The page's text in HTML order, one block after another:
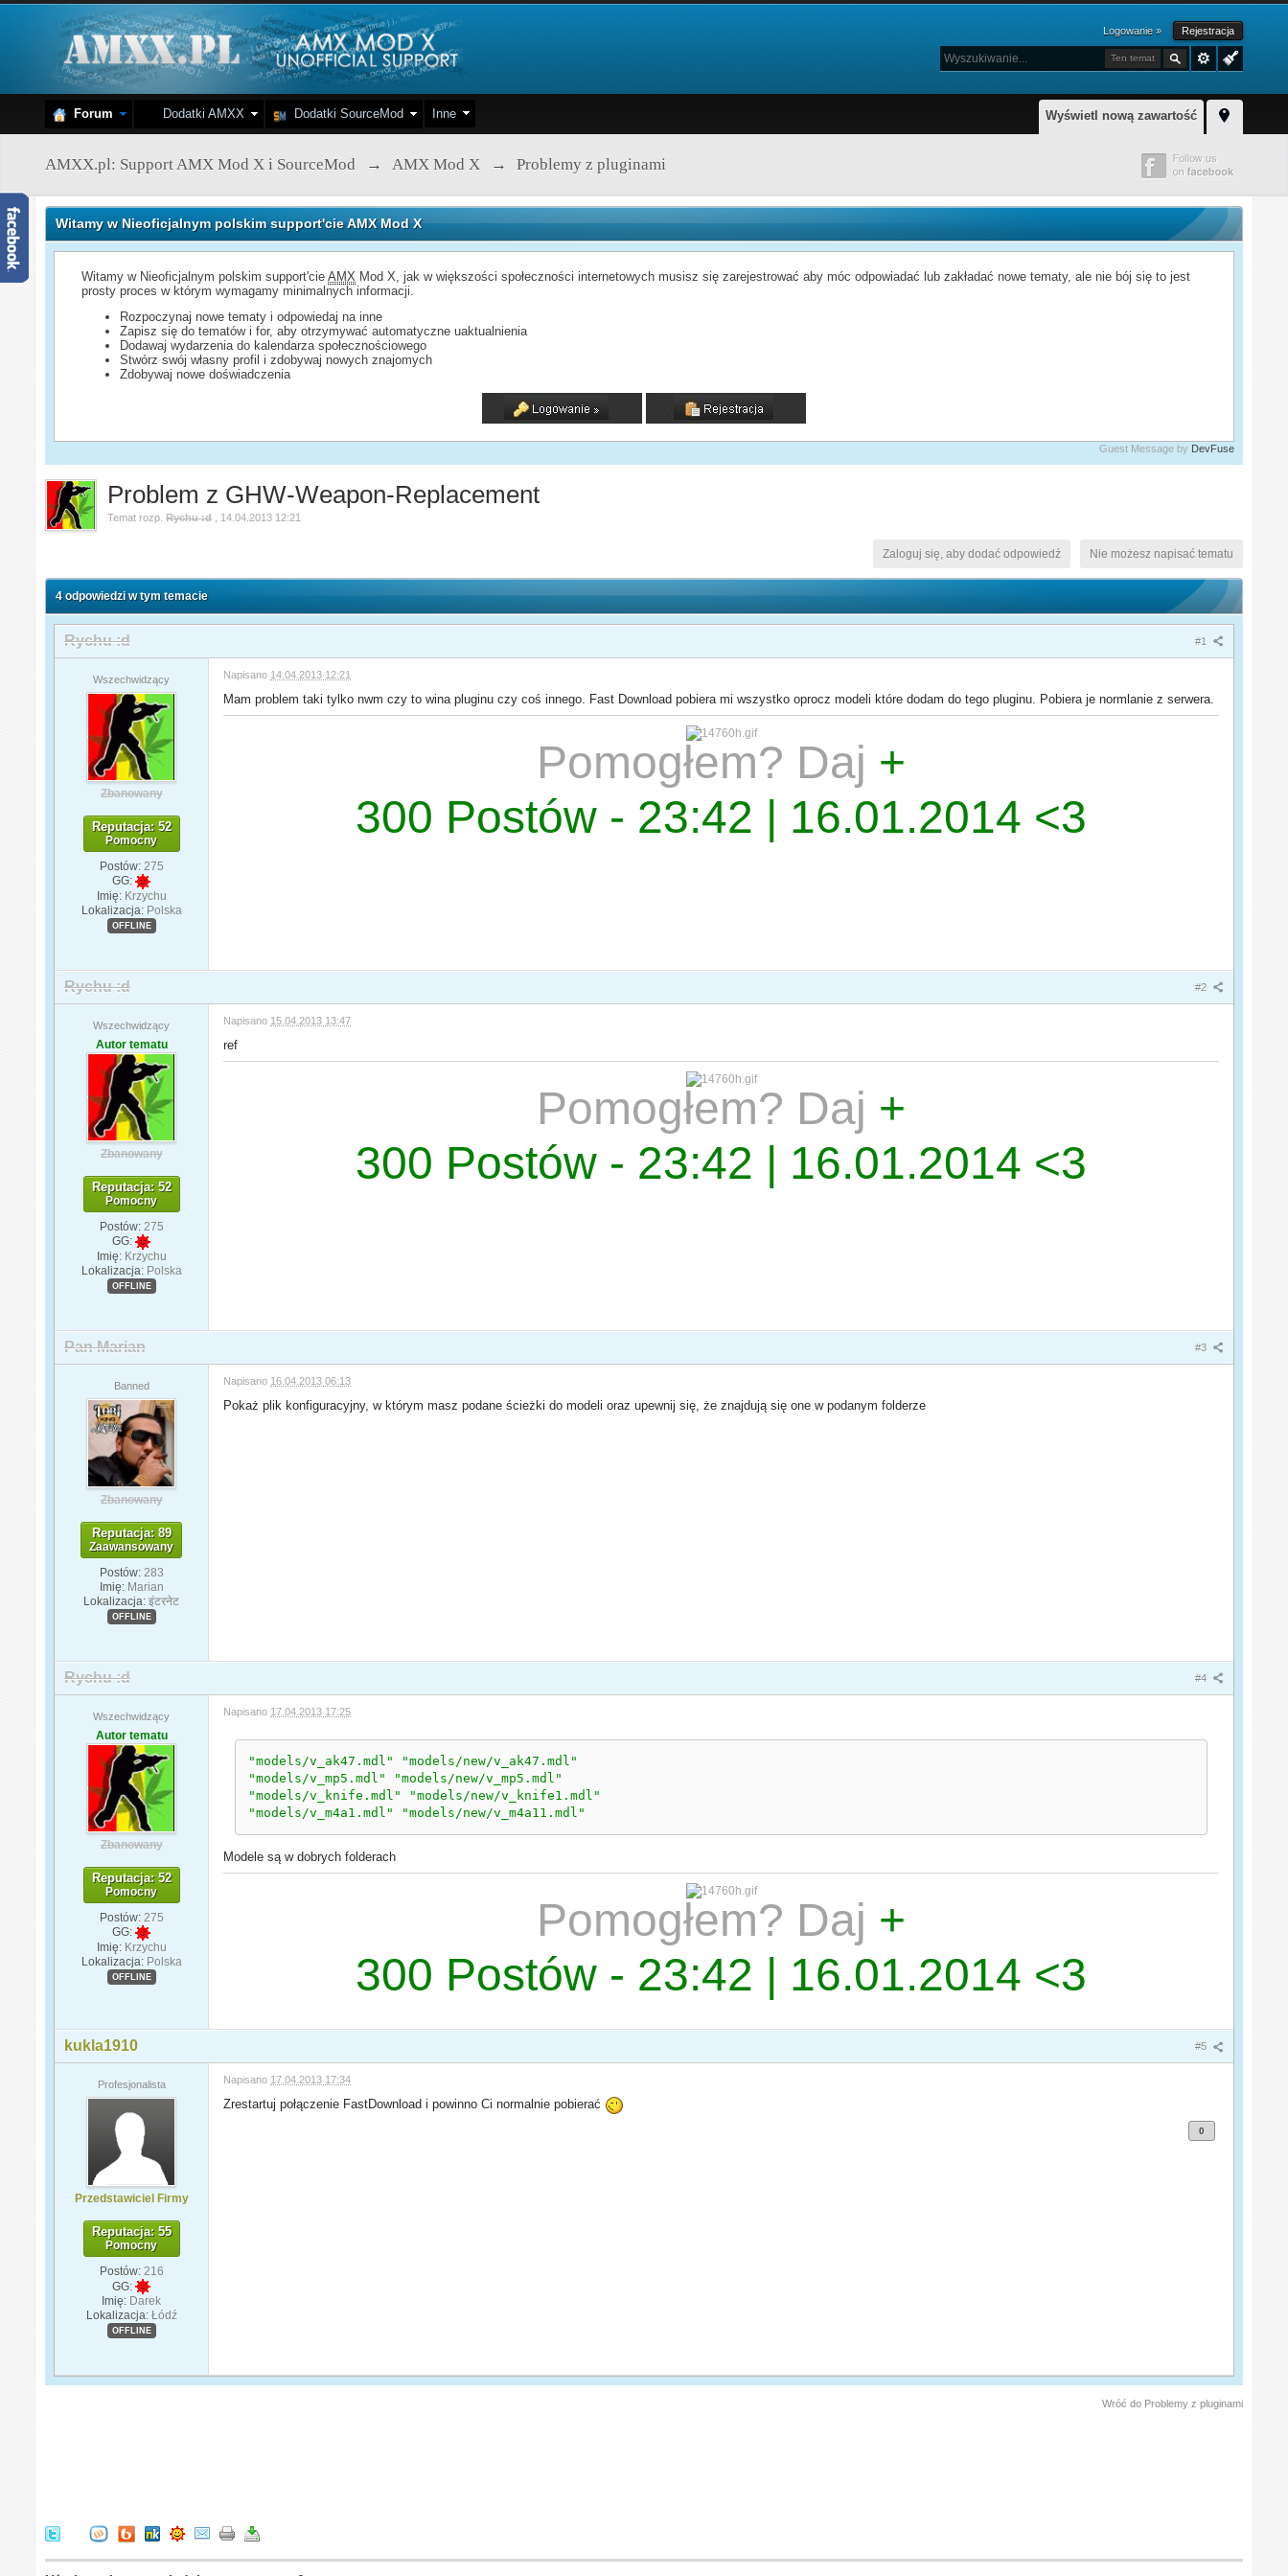
Logowanie » Rejestracja
Ten temat
Wyświetl nową zawartość
Forum Dodatki AMXX Dodatki SourceMod Inne
AMXX.pl: Support AMX Mod X i SourceMod → AMX Mod X → Problemy z pluginami
Witamy w Nieoficjalnym polskim support'cie AMX Mod X
Witamy w Nieoficjalnym polskim support'cieAMX Mod X, jak w większości społeczności internetowych musisz się zarejestrować aby móc odpowiadać lub zakładać nowe tematy, ale nie bój się to jest
prosty proces w którym wymagamy minimalnych informacji.
Rozpoczynaj nowe tematy i odpowiedaj na inne
Zapisz się do tematów i for, aby otrzymywać automatyczne uaktualnienia
Dodawaj wydarzenia do kalendarza społecznościowego
Stwórz swój własny profil i zdobywaj nowych znajomych
Zdobywaj nowe doświadczenia
Guest Message by DevFuse
Problem z GHW-Weapon-Replacement
Temat rozp.Rychu :d 14.04.2013 12:21
Nie możesz napisać tematu
Zaloguj się, aby dodać odpowiedź
4 odpowiedzi w tym temacie
#1
Rychu :d
Wszechwidzący
Zbanowany
Reputacja: 52
Pomocny
Postów: 275
GG:
Imię: Krzychu
Lokalizacja: Polska
OFFLINE
Napisano 14.04.2013 12:21
Mam problem taki tylko nwm czy to wina pluginu czy coś innego. Fast Download pobiera mi wszystko oprocz modeli które dodam do tego pluginu. Pobiera je normlanie z serwera.
Pomogłem? Daj +
300 Postów - 23:42 | 16.01.2014 <3
#2
Rychu :d
Wszechwidzący
Autor tematu
Zbanowany
Reputacja: 52
Pomocny
Postów: 275
GG:
Imię: Krzychu
Lokalizacja: Polska
OFFLINE
Napisano 15.04.2013 13:47
ref
Pomogłem? Daj +
300 Postów - 23:42 | 16.01.2014 <3
#3
Pan Marian
Banned
Zbanowany
Reputacja: 89
Zaawansowany
Postów: 283
Imię: Marian
Lokalizacja: इंटरनेट
OFFLINE
Napisano 16.04.2013 06:13
Pokaż plik konfiguracyjny, w którym masz podane ścieżki do modeli oraz upewnij się, że znajdują się one w podanym folderze
#4
Rychu :d
Wszechwidzący
Autor tematu
Zbanowany
Reputacja: 52
Pomocny
Postów: 275
GG:
Imię: Krzychu
Lokalizacja: Polska
OFFLINE
Napisano 17.04.2013 17:25
"models/v_ak47.mdl"
"models/new/v_ak47.mdl"
"models/v_mp5.mdl"
"models/new/v_mp5.mdl"
"models/v_knife.mdl"
"models/new/v_knife1.mdl"
"models/v_m4a1.mdl"
"models/new/v_m4a11.mdl"
Modele są w dobrych folderach
Pomogłem? Daj +
300 Postów - 23:42 | 16.01.2014 <3
#5
kukla1910
Profesjonalista
Przedstawiciel Firmy
Reputacja: 55
Pomocny
Postów: 216
GG:
Imię: Darek
Lokalizacja: Łódź
OFFLINE
Napisano 17.04.2013 17:34
Zrestartuj połączenie FastDownload i powinno Ci normalnie pobierać
0
Wróć do Problemy z pluginami